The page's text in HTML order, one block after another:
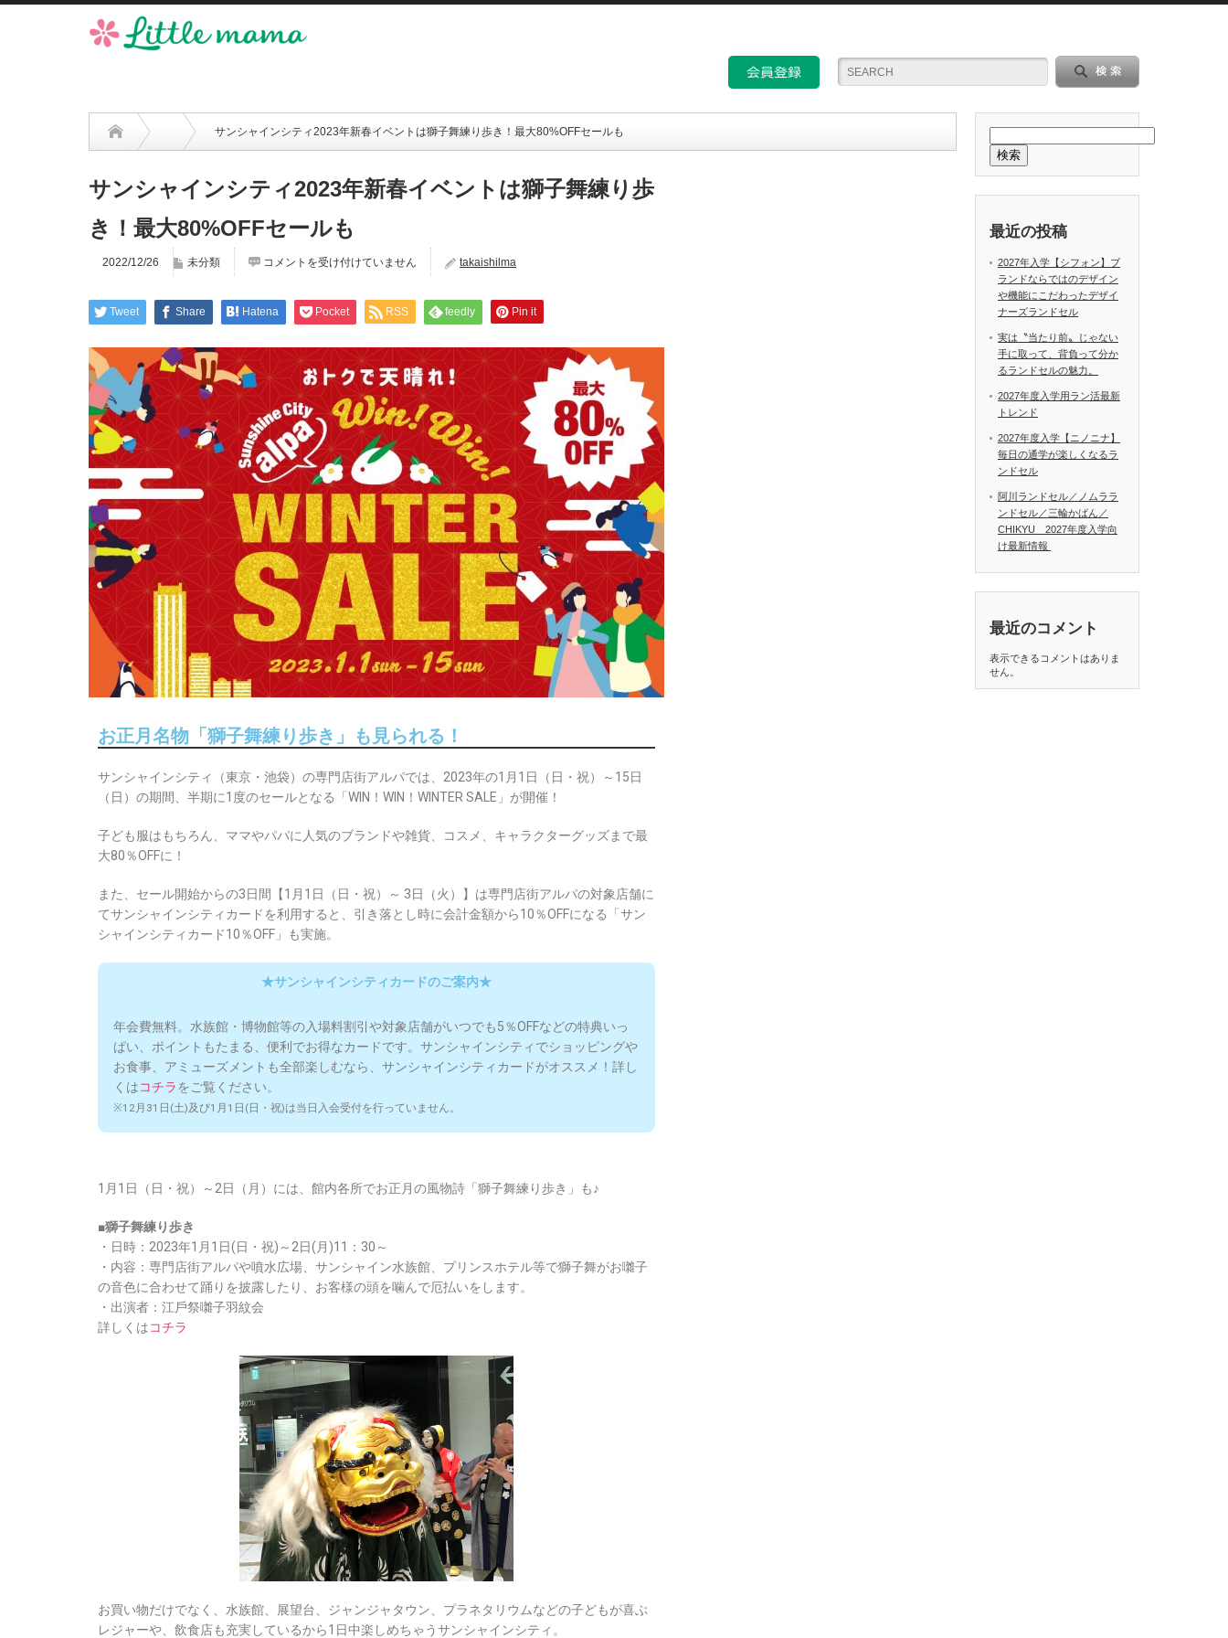
サンシャインシティ2023年新春イベントは獅子舞練り歩き！最大80%OFFセールも
サンシャインシティ2023年新春イベントは獅子舞練り歩
き！最大80%OFFセールも
2022/12/26 未分類 コメントを受け付けていません takaishilma
Tweet Share Hatena Pocket RSS feedly Pin it
お正月名物「獅子舞練り歩き」も見られる！
サンシャインシティ（東京・池袋）の専門店街アルパでは、2023年の1月1日（日・祝）～15日
（日）の期間、半期に1度のセールとなる「WIN！WIN！WINTER SALE」が開催！
子ども服はもちろん、ママやパパに人気のブランドや雑貨、コスメ、キャラクターグッズまで最
大80％OFFに！
また、セール開始からの3日間【1月1日（日・祝）～ 3日（火）】は専門店街アルパの対象店舗に
てサンシャインシティカードを利用すると、引き落とし時に会計金額から10％OFFになる「サン
シャインシティカード10％OFF」も実施。
★サンシャインシティカードのご案内★
年会費無料。水族館・博物館等の入場料割引や対象店舗がいつでも5％OFFなどの特典いっ
ぱい、ポイントもたまる、便利でお得なカードです。サンシャインシティでショッピングや
お食事、アミューズメントも全部楽しむなら、サンシャインシティカードがオススメ！詳し
くはコチラ をご覧ください。
※12月31日(土)及び1月1日(日・祝)は当日入会受付を行っていません。
1月1日（日・祝）～2日（月）には、館内各所でお正月の風物詩「獅子舞練り歩き」も♪
■獅子舞練り歩き
・日時：2023年1月1日(日・祝)～2日(月)11：30～
・内容：専門店街アルパや噴水広場、サンシャイン水族館、プリンスホテル等で獅子舞がお囃子
の音色に合わせて踊りを披露したり、お客様の頭を噛んで厄払いをします。
・出演者：江戶祭囃子羽紋会
詳しくはコチラ
お買い物だけでなく、水族館、展望台、ジャンジャタウン、プラネタリウムなどの子どもが喜ぶ
レジャーや、飲食店も充実しているから1日中楽しめちゃうサンシャインシティ。
検索
最近の投稿
2027年入学【シフォン】ブ
ランドならではのデザイン
や機能にこだわったデザイ
ナーズランドセル
実は〝当たり前〟じゃない
手に取って、背負って分か
るランドセルの魅力。
2027年度入学用ラン活最新
トレンド
2027年度入学【ニノニナ】
毎日の通学が楽しくなるラ
ンドセル
阿川ランドセル／ノムララ
ンドセル／三輪かばん／
CHIKYU 2027年度入学向
け最新情報
最近のコメント
表示できるコメントはありま
せん。